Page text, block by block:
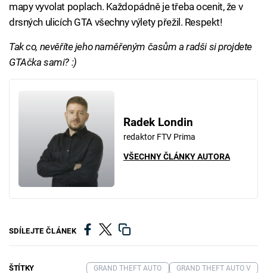
mapy vyvolat poplach. Každopádně je třeba ocenit, že v
drsných ulicích GTA všechny výlety přežil. Respekt!
Tak co, nevěříte jeho naměřeným časům a radši si projdete
GTAčka sami? :)
Radek Londin
redaktor FTV Prima
VŠECHNY ČLÁNKY AUTORA
SDÍLEJTE ČLÁNEK
ŠTÍTKY GRAND THEFT AUTO GRAND THEFT AUTO V